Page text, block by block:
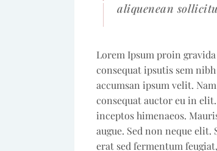
aliquenean
Lorem Ipsum proin
consequat ipsutis sem
accumsan ipsum velit.
consequat auctor eu in
inceptos himenaeos.
augue. Sed non neque
erat sed fermentum